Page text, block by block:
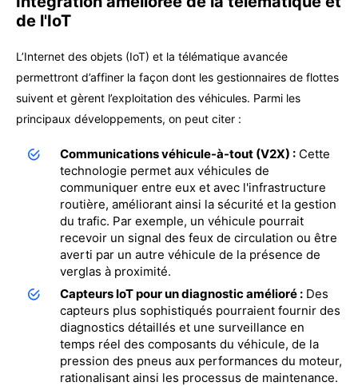
de l'IoT
L’Internet des objets (IoT) et la télématique avancée
permettront d’affiner la façon dont les gestionnaires de flottes
suivent et gèrent l’exploitation des véhicules. Parmi les
principaux développements, on peut citer :
Communications véhicule-à-tout (V2X) : Cette
technologie permet aux véhicules de
communiquer entre eux et avec l'infrastructure
routière, améliorant ainsi la sécurité et la gestion
du trafic. Par exemple, un véhicule pourrait
recevoir un signal des feux de circulation ou être
averti par un autre véhicule de la présence de
verglas à proximité.
Capteurs IoT pour un diagnostic amélioré : Des
capteurs plus sophistiqués pourraient fournir des
diagnostics détaillés et une surveillance en
temps réel des composants du véhicule, de la
pression des pneus aux performances du moteur,
rationalisant ainsi les processus de maintenance.